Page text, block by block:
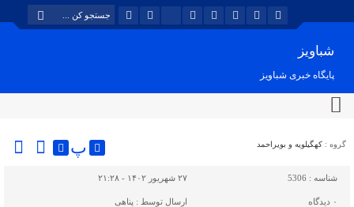
شباویز
پایگاه خبری شباویز
گروه : کهگیلویه و بویراحمد پ
شناسه : 5306 ۲۷ شهریور ۱۴۰۲ - ۲۱:۲۸
۰ دیدگاه ارسال توسط : پناهی